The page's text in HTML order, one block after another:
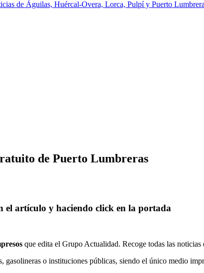
de Águilas, Huércal-Overa, Lorca, Pulpí y Puerto
de Puerto Lumbreras
el artículo y haciendo click en la portada
que edita el Grupo Actualidad. Recoge todas las
gasolineras o instituciones públicas, siendo el único medio